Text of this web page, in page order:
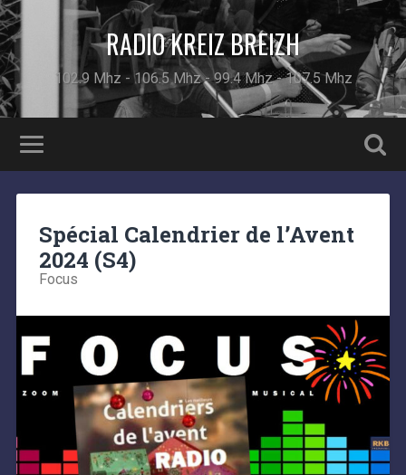
RADIO KREIZ BREIZH
102.9 Mhz - 106.5 Mhz - 99.4 Mhz - 107.5 Mhz
Spécial Calendrier de l’Avent
2024 (S4)
Focus